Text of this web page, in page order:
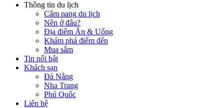
Thông tin du lịch
Cẩm nang du lịch
Nên ở đâu?
Địa điểm Ăn & Uống
Khám phá điểm đến
Mua sắm
Tin nổi bật
Khách sạn
Đà Nẵng
Nha Trang
Phú Quốc
Liên hệ